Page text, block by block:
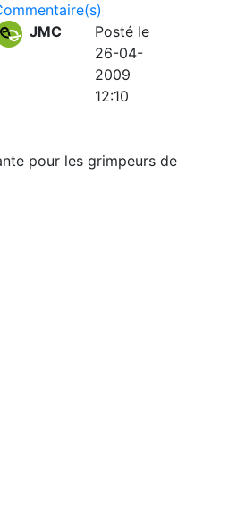
JMC
Posté le
26-04-
2009
12:10
pour les grimpeurs de